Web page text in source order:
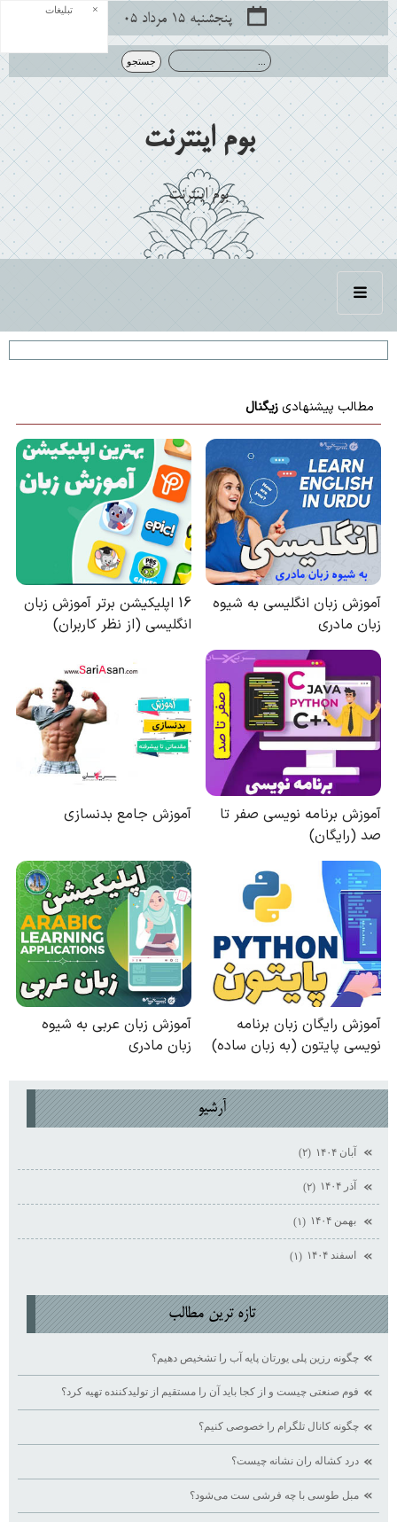
پنجشنبه ۱۵ مرداد ۰۵
بوم اينترنت
بوم اينترنت
آرشيو
آبان ۱۴۰۴ (۲)
آذر ۱۴۰۴ (۲)
بهمن ۱۴۰۴ (۱)
اسفند ۱۴۰۴ (۱)
تازه ترين مطالب
چگونه رزین پلی یورتان پایه آب را تشخیص دهیم؟
فوم صنعتی چیست و از کجا باید آن را مستقیم از تولیدکننده تهیه کرد؟
چگونه کانال تلگرام را خصوصی کنیم؟
درد کشاله ران نشانه چیست؟
مبل طوسی با چه فرشی ست می‌شود؟
تبلیغات ×